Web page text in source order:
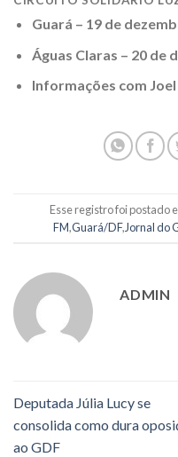
Guará – 19 de
Águas Claras – 20 de
Informações com Joel
Esse registro foi postado
FM,Guará/DF,Jornal do
ADMIN
Deputada Júlia Lucy se
consolida como dura
ao GDF